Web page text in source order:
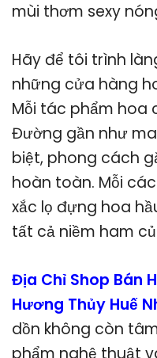
mùi thơm sexy
Hãy để tôi trình
những cửa hàng
Mỗi tác phẩm hoa
Đường gần như
biệt, phong cách
hoàn toàn. Mỗi
xắc lọ đựng hoa
tất cả niềm ham
Địa Chỉ Shop Bán
Hương Thủy Huế
dồn không còn